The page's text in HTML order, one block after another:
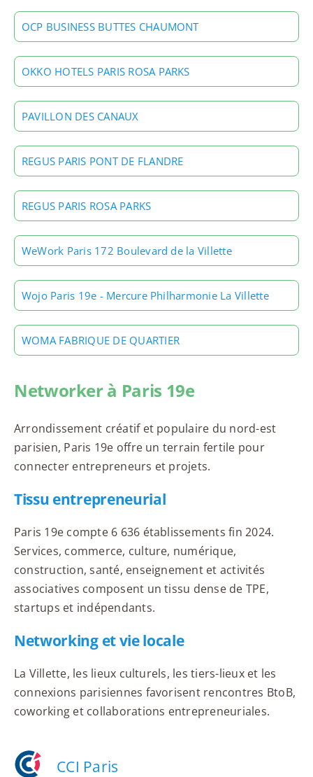
OCP BUSINESS BUTTES CHAUMONT
OKKO HOTELS PARIS ROSA PARKS
PAVILLON DES CANAUX
REGUS PARIS PONT DE FLANDRE
REGUS PARIS ROSA PARKS
WeWork Paris 172 Boulevard de la Villette
Wojo Paris 19e - Mercure Philharmonie La Villette
WOMA FABRIQUE DE QUARTIER
Networker à Paris 19e
Arrondissement créatif et populaire du nord-est
parisien, Paris 19e offre un terrain fertile pour
connecter entrepreneurs et projets.
Tissu entrepreneurial
Paris 19e compte 6 636 établissements fin 2024.
Services, commerce, culture, numérique,
construction, santé, enseignement et activités
associatives composent un tissu dense de TPE,
startups et indépendants.
Networking et vie locale
La Villette, les lieux culturels, les tiers-lieux et les
connexions parisiennes favorisent rencontres BtoB,
coworking et collaborations entrepreneuriales.
CCI Paris